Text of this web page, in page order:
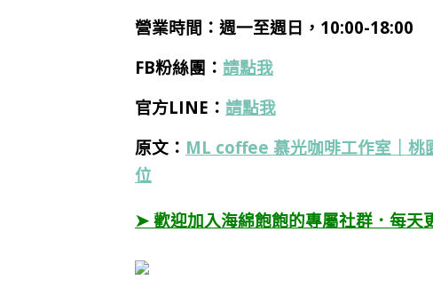
營業時間： 週一至週日，10:00-18:00
FB粉絲團： 請點我
官方LINE： 請點我
原文： ML coffee 慕光咖啡工作室｜桃
位
➤ 歡迎加入海綿飽飽的專屬社群．每天